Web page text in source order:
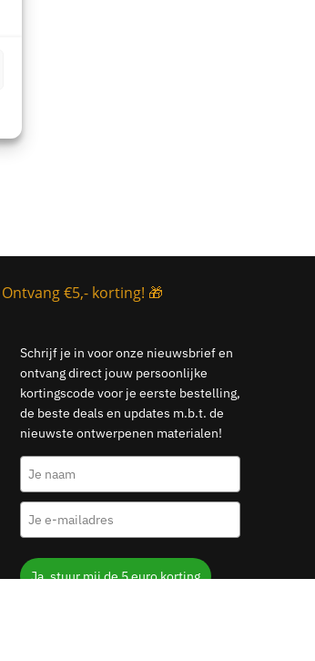
Ontvang €5,- korting! 🎁
Schrijf je in voor onze nieuwsbrief en
ontvang direct jouw persoonlijke
kortingscode voor je eerste bestelling,
de beste deals en updates m.b.t. de
nieuwste ontwerpenen materialen!
Ja, stuur mij de 5 euro korting